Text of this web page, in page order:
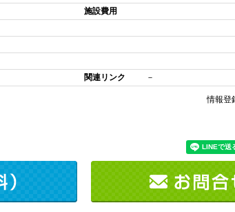
施設費用
関連リンク －
情報登